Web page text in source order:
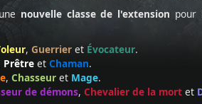
nouvelle classe de l'extension pour
, Guerrier et Évocateur.
Prêtre et Chaman.
, Chasseur et Mage.
de démons, Chevalier de la mort et